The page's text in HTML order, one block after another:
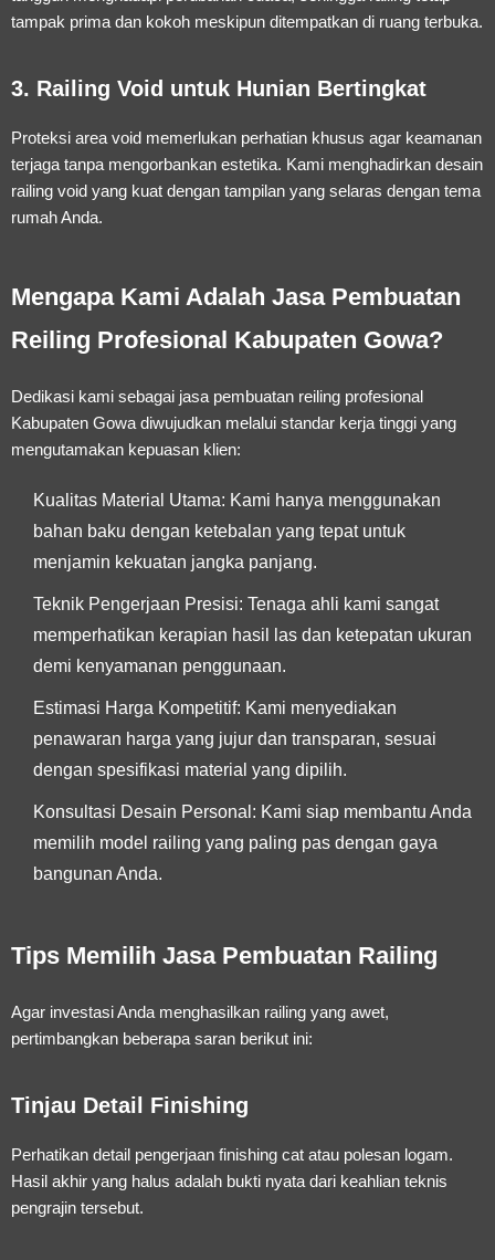
tampak prima dan kokoh meskipun ditempatkan di ruang terbuka.
3. Railing Void untuk Hunian Bertingkat
Proteksi area void memerlukan perhatian khusus agar keamanan
terjaga tanpa mengorbankan estetika. Kami menghadirkan desain
railing void yang kuat dengan tampilan yang selaras dengan tema
rumah Anda.
Mengapa Kami Adalah Jasa Pembuatan
Reiling Profesional Kabupaten Gowa?
Dedikasi kami sebagai jasa pembuatan reiling profesional
Kabupaten Gowa diwujudkan melalui standar kerja tinggi yang
mengutamakan kepuasan klien:
Kualitas Material Utama: Kami hanya menggunakan
bahan baku dengan ketebalan yang tepat untuk
menjamin kekuatan jangka panjang.
Teknik Pengerjaan Presisi: Tenaga ahli kami sangat
memperhatikan kerapian hasil las dan ketepatan ukuran
demi kenyamanan penggunaan.
Estimasi Harga Kompetitif: Kami menyediakan
penawaran harga yang jujur dan transparan, sesuai
dengan spesifikasi material yang dipilih.
Konsultasi Desain Personal: Kami siap membantu Anda
memilih model railing yang paling pas dengan gaya
bangunan Anda.
Tips Memilih Jasa Pembuatan Railing
Agar investasi Anda menghasilkan railing yang awet,
pertimbangkan beberapa saran berikut ini:
Tinjau Detail Finishing
Perhatikan detail pengerjaan finishing cat atau polesan logam.
Hasil akhir yang halus adalah bukti nyata dari keahlian teknis
pengrajin tersebut.